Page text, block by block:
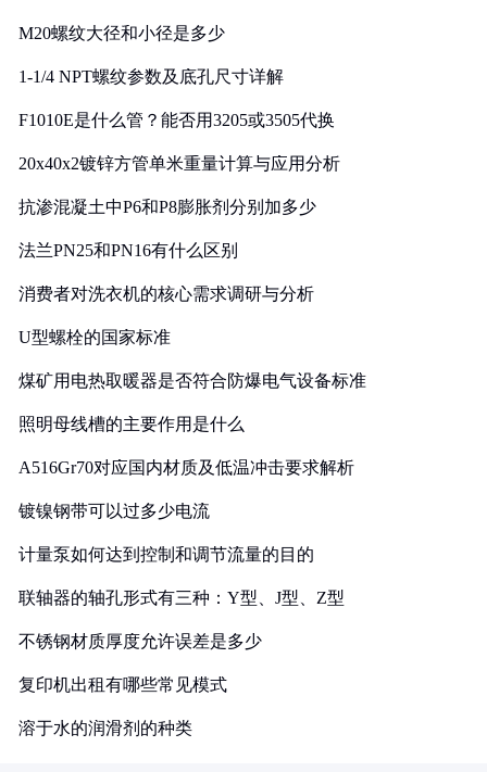
M20螺纹大径和小径是多少
1-1/4 NPT螺纹参数及底孔尺寸详解
F1010E是什么管？能否用3205或3505代换
20x40x2镀锌方管单米重量计算与应用分析
抗渗混凝土中P6和P8膨胀剂分别加多少
法兰PN25和PN16有什么区别
消费者对洗衣机的核心需求调研与分析
U型螺栓的国家标准
煤矿用电热取暖器是否符合防爆电气设备标准
照明母线槽的主要作用是什么
A516Gr70对应国内材质及低温冲击要求解析
镀镍钢带可以过多少电流
计量泵如何达到控制和调节流量的目的
联轴器的轴孔形式有三种：Y型、J型、Z型
不锈钢材质厚度允许误差是多少
复印机出租有哪些常见模式
溶于水的润滑剂的种类